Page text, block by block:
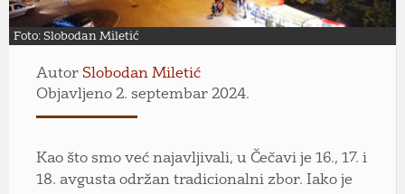
Foto: Slobodan Miletić
Autor Slobodan Miletić
Objavljeno 2. septembar 2024.
Kao što smo već najavljivali, u Čečavi je 16., 17. i
18. avgusta održan tradicionalni zbor. Iako je